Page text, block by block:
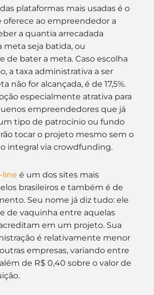
plataformas mais usadas é o
oferece ao empreendedor a
a quantia arrecadada
meta seja batida, ou
de bater a meta. Caso escolha
a taxa administrativa a ser
não for alcançada, é de 17,5%.
especialmente atrativa para
empreendedores que já
tipo de patrocínio ou fundo
tocar o projeto mesmo sem o
integral via crowdfunding.
line é um dos sites mais
brasileiros e também é de
Seu nome já diz tudo: ele
de vaquinha entre aquelas
em um projeto. Sua
é relativamente menor
empresas, variando entre
além de R$ 0,40 sobre o valor de